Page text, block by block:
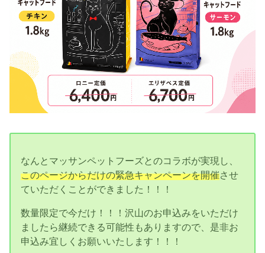
なんとマッサンペットフーズとのコラボが実現し、
このページからだけの緊急キャンペーンを開催させ
ていただくことができました！！！
数量限定で今だけ！！！沢山のお申込みをいただけ
ましたら継続できる可能性もありますので、是非お
申込み宜しくお願いいたします！！！